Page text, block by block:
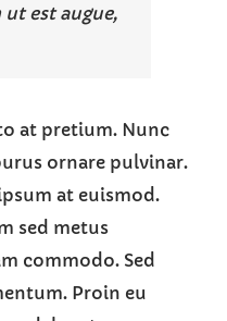
est augue,
at pretium. Nunc
ornare pulvinar.
at euismod.
sed metus
commodo. Sed
Proin eu